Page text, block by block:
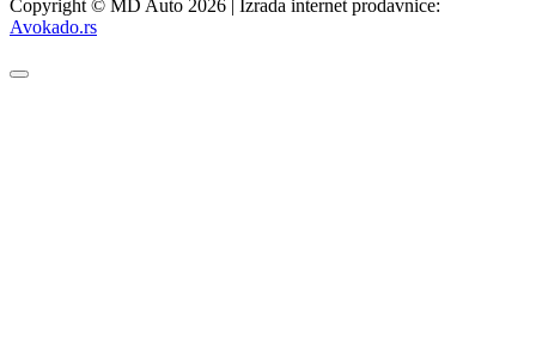
Copyright © MD Auto 2026 | Izrada internet prodavnice:
Avokado.rs